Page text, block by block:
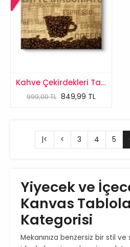
Kahve Çekirdekleri Tablosu
999,00 TL 849,99 TL
|< < 3 4 5
Yiyecek ve
Kanvas
Kategorisi
Mekanınıza benzersiz bir stil ve